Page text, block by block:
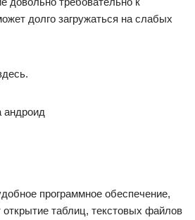
долго загружаться на слабых
программное обеспечение,
открытие таблиц, текстовых файлов